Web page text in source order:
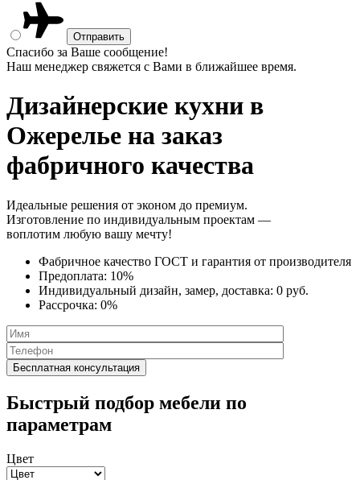
Спасибо за Ваше сообщение!
Наш менеджер свяжется с Вами в ближайшее время.
Дизайнерские кухни в
Ожерелье на заказ
фабричного качества
Идеальные решения от эконом до премиум.
Изготовление по индивидуальным проектам —
воплотим любую вашу мечту!
Фабричное качество ГОСТ и гарантия от производителя
Предоплата: 10%
Индивидуальный дизайн, замер, доставка: 0 руб.
Рассрочка: 0%
Быстрый подбор мебели по
параметрам
Цвет